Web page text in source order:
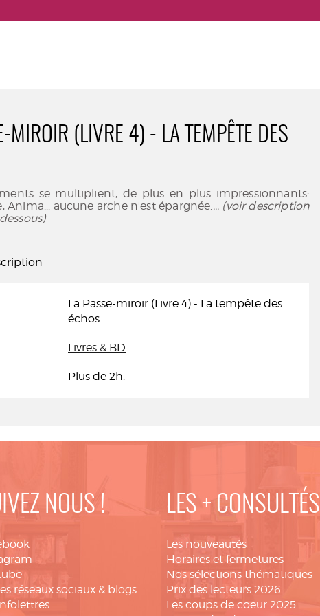
MIROIR (LIVRE 4) - LA TEMPÊTE DES
se multiplient, de plus en plus impressionnants:
Anima... aucune arche n'est épargnée.... (voir description
La Passe-miroir (Livre 4) - La tempête des
échos
Livres & BD
Plus de 2h.
NOUS !
réseaux sociaux & blogs
LES + CONSULTÉS
Les nouveautés
Horaires et fermetures
Nos sélections thématiques
Prix des lecteurs 2026
Les coups de coeur 2025